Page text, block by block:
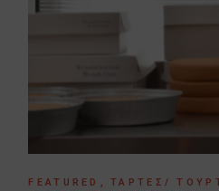
FEATURED
ΤΆΡΤΕΣ/